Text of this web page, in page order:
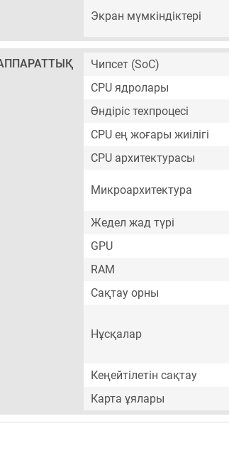
Экран мүмкіндіктері
Чипсет (SoC)
CPU ядролары
Өндіріс техпроцесі
CPU ең жоғары жиілігі
CPU архитектурасы
Микроархитектура
Жедел жад түрі
GPU
RAM
Сақтау орны
Нұсқалар
Кеңейтілетін сақтау
Карта ұялары